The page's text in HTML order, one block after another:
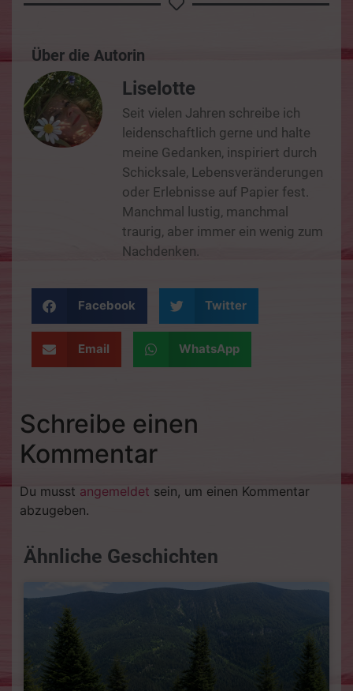
Über die Autorin
Liselotte
Seit vielen Jahren schreibe ich
leidenschaftlich gerne und halte
meine Gedanken, inspiriert durch
Schicksale, Lebensveränderungen
oder Erlebnisse auf Papier fest.
Manchmal lustig, manchmal
traurig, aber immer ein wenig zum
Nachdenken.
Facebook Twitter
Email WhatsApp
Schreibe einen
Kommentar
Du musst angemeldet sein, um einen Kommentar
abzugeben.
Ähnliche Geschichten